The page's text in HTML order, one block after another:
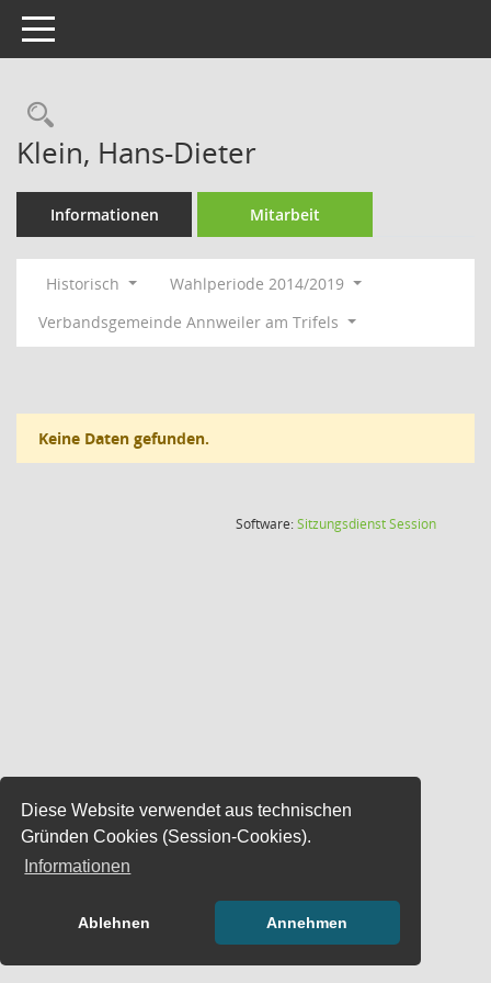
Diese Website verwendet aus technischen
Gründen Cookies (Session-Cookies).
Informationen
Ablehnen Annehmen
Toggle navigation
Rechercheauswahl
Klein, Hans-Dieter
Informationen Mitarbeit
Historisch
Wahlperiode 2014/2019
Verbandsgemeinde Annweiler am Trifels
Keine Daten gefunden.
Software:SitzungsdienstSession(Wird in